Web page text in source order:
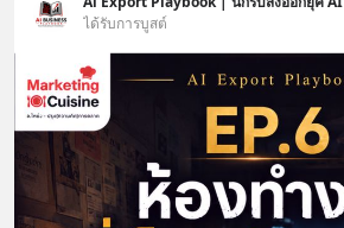
ได้รับการบูสต์